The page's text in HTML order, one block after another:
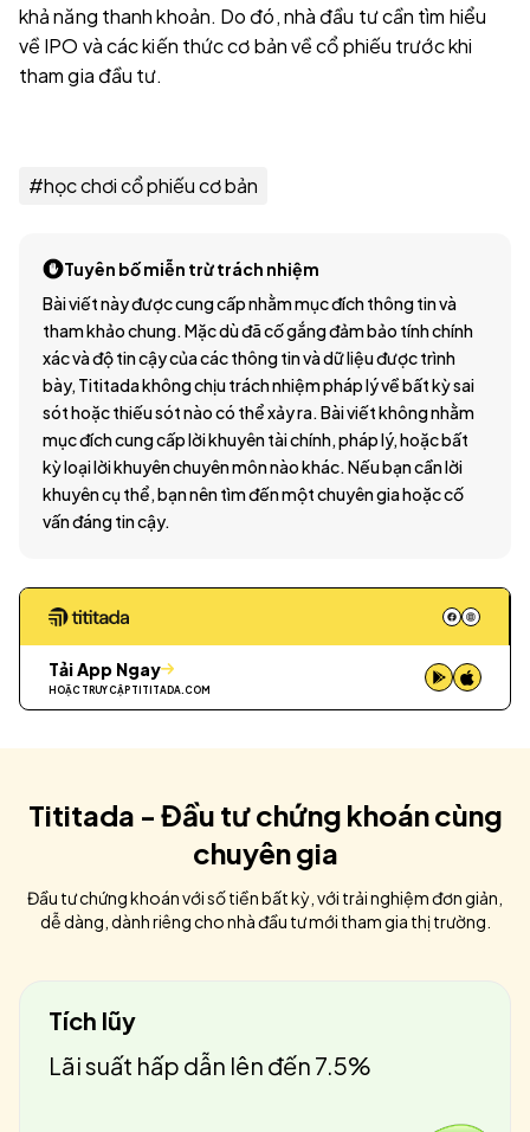
khả năng thanh khoản. Do đó, nhà đầu tư cần tìm hiểu
về IPO và các kiến thức cơ bản về cổ phiếu trước khi
tham gia đầu tư.
#học chơi cổ phiếu cơ bản
Tuyên bố miễn trừ trách nhiệm
Bài viết này được cung cấp nhằm mục đích thông tin và
tham khảo chung. Mặc dù đã cố gắng đảm bảo tính chính
xác và độ tin cậy của các thông tin và dữ liệu được trình
bày, Tititada không chịu trách nhiệm pháp lý về bất kỳ sai
sót hoặc thiếu sót nào có thể xảy ra. Bài viết không nhằm
mục đích cung cấp lời khuyên tài chính, pháp lý, hoặc bất
kỳ loại lời khuyên chuyên môn nào khác. Nếu bạn cần lời
khuyên cụ thể, bạn nên tìm đến một chuyên gia hoặc cố
vấn đáng tin cậy.
Tải App Ngay
HOẶC TRUY CẬP TITITADA.COM
Tititada - Đầu tư chứng khoán cùng
chuyên gia
Đầu tư chứng khoán với số tiền bất kỳ, với trải nghiệm đơn giản,
dễ dàng, dành riêng cho nhà đầu tư mới tham gia thị trường.
Tích lũy
Lãi suất hấp dẫn lên đến 7.5%